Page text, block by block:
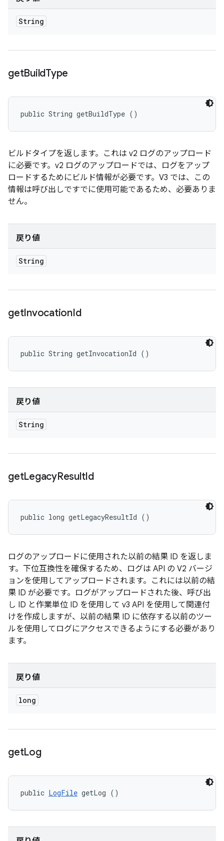
String
getBuildType
public String getBuildType ()
ビルドタイプを返します。これは v2 ログのアップロード
に必要です。v2 ログのアップロードでは、ログをアップ
ロードするためにビルド情報が必要です。V3 では、この
情報は呼び出しですでに使用可能であるため、必要ありま
せん。
戻り値
String
getInvocationId
public String getInvocationId ()
戻り値
String
getLegacyResultId
public long getLegacyResultId ()
ログのアップロードに使用された以前の結果 ID を返しま
す。下位互換性を確保するため、ログは API の V2 バージ
ョンを使用してアップロードされます。これには以前の結
果 ID が必要です。ログがアップロードされた後、呼び出
し ID と作業単位 ID を使用して v3 API を使用して関連付
けを作成しますが、以前の結果 ID に依存する以前のツー
ルを使用してログにアクセスできるようにする必要があり
ます。
戻り値
long
getLog
public LogFile getLog ()